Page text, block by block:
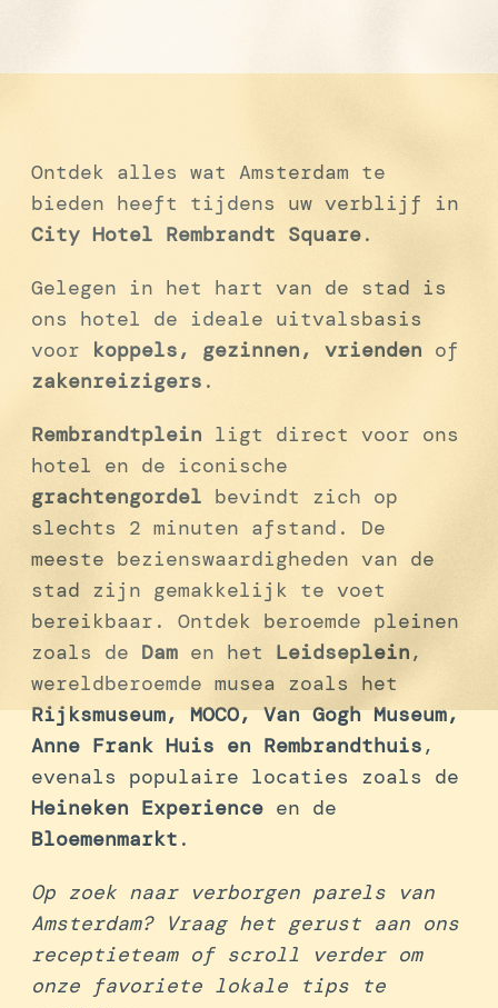
Ontdek alles wat Amsterdam te
bieden heeft tijdens uw verblijf in
City Hotel Rembrandt Square.
Gelegen in het hart van de stad is
ons hotel de ideale uitvalsbasis
voor koppels, gezinnen, vrienden of
zakenreizigers .
Rembrandtplein ligt direct voor ons
hotel en de iconische
grachtengordel bevindt zich op
slechts 2 minuten afstand. De
meeste bezienswaardigheden van de
stad zijn gemakkelijk te voet
bereikbaar. Ontdek beroemde pleinen
zoals de Dam en het Leidseplein,
wereldberoemde musea zoals het
Rijksmuseum, MOCO, Van Gogh Museum,
Anne Frank Huis en Rembrandthuis,
evenals populaire locaties zoals de
Heineken Experience en de
Bloemenmarkt .
Op zoek naar verborgen parels van
Amsterdam? Vraag het gerust aan ons
receptieteam of scroll verder om
onze favoriete lokale tips te